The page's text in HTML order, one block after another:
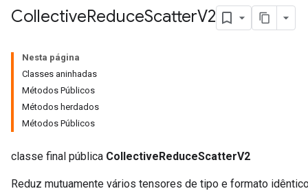
CollectiveReduceScatterV2
Nesta página
Classes aninhadas
Métodos Públicos
Métodos herdados
Métodos Públicos
classe final pública CollectiveReduceScatterV2
Reduz mutuamente vários tensores de tipo e formato